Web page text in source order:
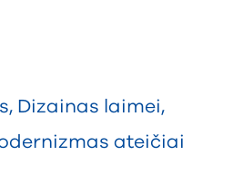
, Dizainas laimei,
ateičiai